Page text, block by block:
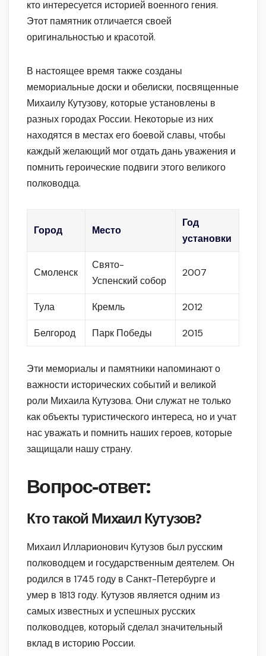
кто интересуется историей военного гения.
Этот памятник отличается своей
оригинальностью и красотой.
В настоящее время также созданы
мемориальные доски и обелиски, посвященные
Михаилу Кутузову, которые установлены в
разных городах России. Некоторые из них
находятся в местах его боевой славы, чтобы
каждый желающий мог отдать дань уважения и
помнить героические подвиги этого великого
полководца.
Город Место
Год
установки
Смоленск
Свято-
Успенский собор
2007
Тула Кремль 2012
Белгород Парк Победы 2015
Эти мемориалы и памятники напоминают о
важности исторических событий и великой
роли Михаила Кутузова. Они служат не только
как объекты туристического интереса, но и учат
нас уважать и помнить наших героев, которые
защищали нашу страну.
Вопрос-ответ:
Кто такой Михаил Кутузов?
Михаил Илларионович Кутузов был русским
полководцем и государственным деятелем. Он
родился в 1745 году в Санкт-Петербурге и
умер в 1813 году. Кутузов является одним из
самых известных и успешных русских
полководцев, который сделал значительный
вклад в историю России.